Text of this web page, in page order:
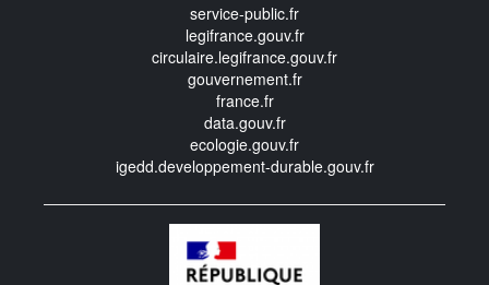
service-public.fr
legifrance.gouv.fr
circulaire.legifrance.gouv.fr
gouvernement.fr
france.fr
data.gouv.fr
ecologie.gouv.fr
igedd.developpement-durable.gouv.fr